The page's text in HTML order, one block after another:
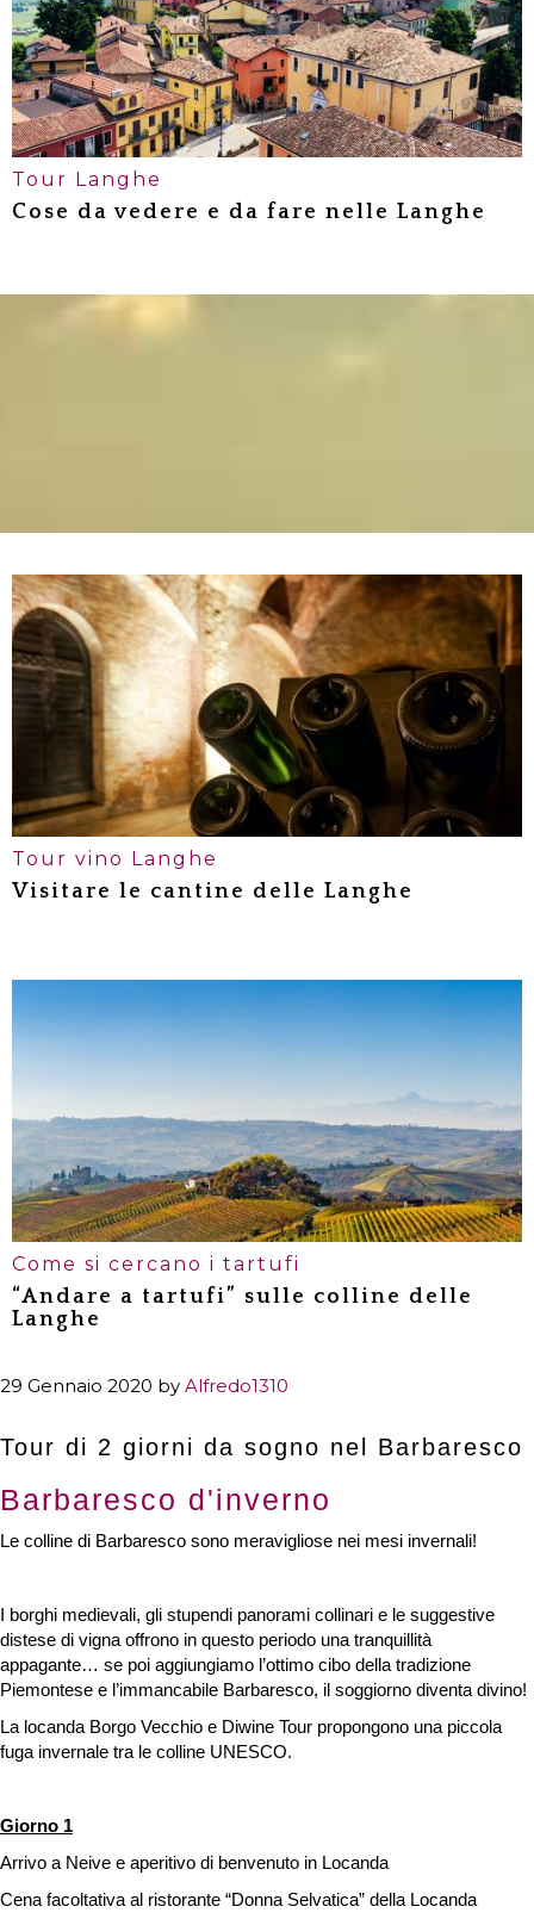
giorni
Allarghiamo gli orizzonti verso un
weekend enogastronomico in
Piemonte
Tour Langhe
Cose da vedere e da fare nelle Langhe
piemontesi: la cittadina di Barolo
Tour vino Langhe
Visitare le cantine delle Langhe
degustazioni dei vini delle Langhe
I vini delle Langhe: un territorio
straordinariamente fertile
I vini del Monferrato
Alla scoperta dei vini piemontesi
lungo la strada del Barolo
Come si cercano i tartufi
“Andare a tartufi” sulle colline delle
Langhe
Partiamo alla ricerca del tartufo
Attività di giorno oppure andare a
tartufi di notte? A te la scelta
29 Gennaio 2020 by Alfredo1310
Tour di 2 giorni da sogno nel Barbaresco
Barbaresco d'inverno
Le colline di Barbaresco sono meravigliose nei mesi invernali!
I borghi medievali, gli stupendi panorami collinari e le suggestive
distese di vigna offrono in questo periodo una tranquillità
appagante… se poi aggiungiamo l’ottimo cibo della tradizione
Piemontese e l’immancabile Barbaresco, il soggiorno diventa divino!
La locanda Borgo Vecchio e Diwine Tour propongono una piccola
fuga invernale tra le colline UNESCO.
Giorno 1
Arrivo a Neive e aperitivo di benvenuto in Locanda
Cena facoltativa al ristorante “Donna Selvatica” della Locanda